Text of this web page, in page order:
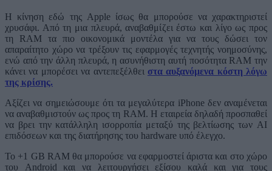
Η κίνηση εδώ της Apple ίσως θα μπορούσε να χαρακτηριστεί
χρυσάφι. Από τη μια πλευρά, αναβαθμίζει έστω και λίγο ως προς
τη RAM τα πιο οικονομικά μοντέλα για να τους δώσει τον
απαραίτητο χώρο να τρέξουν τις εφαρμογές τεχνητής νοημοσύνης,
ενώ από την άλλη πλευρά, η ασυνήθιστη αυτή ποσότητα RAM την
κάνει να μπορέσει να αντεπεξέλθει στα αυξανόμενα κόστη λόγω
της κρίσης.
Αξίζει να σημειώσουμε ότι τα μεγαλύτερα iPhone δεν αναμένεται
να αναβαθμιστούν ως προς τη RAM. Η εταιρεία δηλαδή προσπαθεί
να βρει την κατάλληλη ισορροπία μεταξύ της βελτίωσης των AI
επιδόσεων και της διατήρησης του hardware υπό έλεγχο.
Το +1 GB RAM θα μπορούσε να εφαρμοστεί άριστα και στο χώρο
του Android και να λειτουργήσει εξίσου καλά και για τους